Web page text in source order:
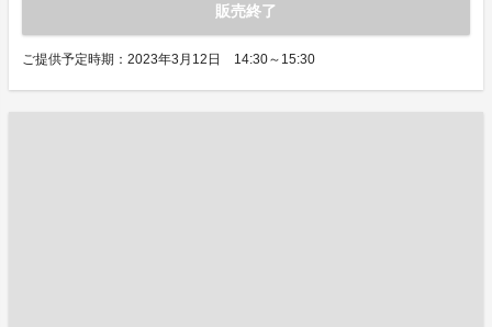
販売終了
ご提供予定時期：2023年3月12日 14:30～15:30